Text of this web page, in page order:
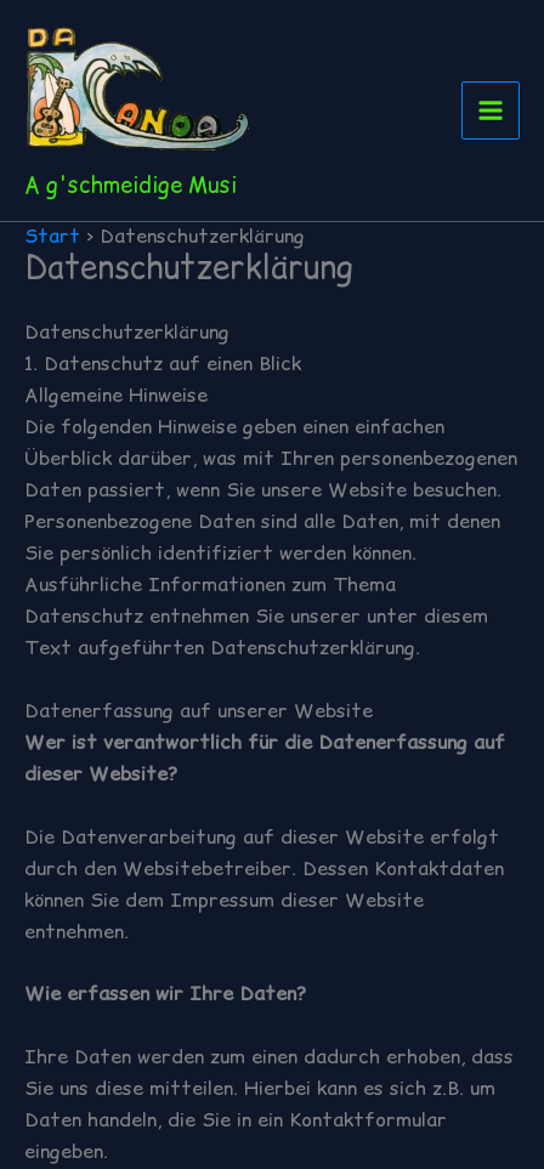
Inhalt
springen
A g'schmeidige Musi
Start Datenschutzerklärung
Datenschutzerklärung
Datenschutzerklärung
1. Datenschutz auf einen Blick
Allgemeine Hinweise
Die folgenden Hinweise geben einen einfachen
Überblick darüber, was mit Ihren personenbezogenen
Daten passiert, wenn Sie unsere Website besuchen.
Personenbezogene Daten sind alle Daten, mit denen
Sie persönlich identifiziert werden können.
Ausführliche Informationen zum Thema
Datenschutz entnehmen Sie unserer unter diesem
Text aufgeführten Datenschutzerklärung.
Datenerfassung auf unserer Website
Wer ist verantwortlich für die Datenerfassung auf
dieser Website?
Die Datenverarbeitung auf dieser Website erfolgt
durch den Websitebetreiber. Dessen Kontaktdaten
können Sie dem Impressum dieser Website
entnehmen.
Wie erfassen wir Ihre Daten?
Ihre Daten werden zum einen dadurch erhoben, dass
Sie uns diese mitteilen. Hierbei kann es sich z.B. um
Daten handeln, die Sie in ein Kontaktformular
eingeben.